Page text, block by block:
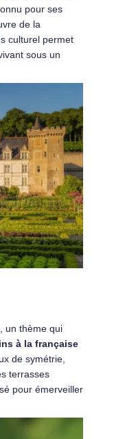
pour ses
de la
culturel permet
sous un
, un thème qui
à la française
de symétrie,
terrasses
pour émerveiller